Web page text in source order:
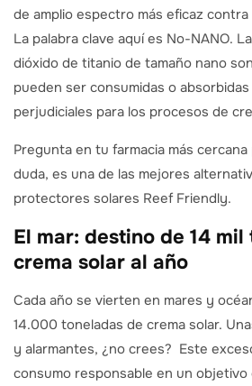
de amplio espectro más eficaz contra
La palabra clave aquí es No-NANO.
dióxido de titanio de tamaño nano
pueden ser consumidas o
perjudiciales para los procesos de
Pregunta en tu farmacia más
duda, es una de las mejores
protectores solares Reef Friendly.
El mar: destino de 14
crema solar al año
Cada año se vierten en mares y
14.000 toneladas de crema solar.
y alarmantes, ¿no crees? Este
consumo responsable en un